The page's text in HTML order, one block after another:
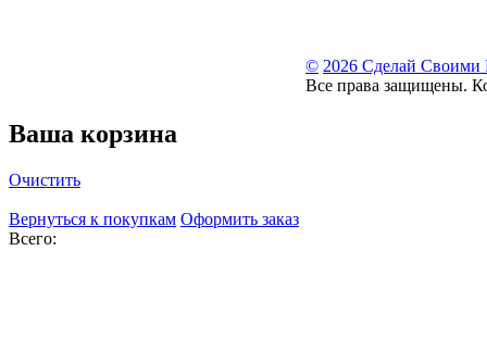
© 2026 Сделай Своими
Все права защищены.
Ваша корзина
Очистить
Вернуться к покупкам Оформить заказ
Всего: